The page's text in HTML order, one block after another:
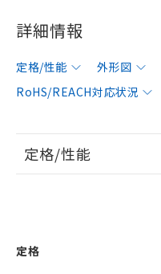
詳細情報
定格/性能 外形図
RoHS/REACH対応状況
定格/性能
定格